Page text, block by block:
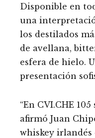
Disponible en
una
los destilados
de avellana,
esfera de hielo.
presentación
“En CVI.CHE
afirmó Juan
whiskey irlandés